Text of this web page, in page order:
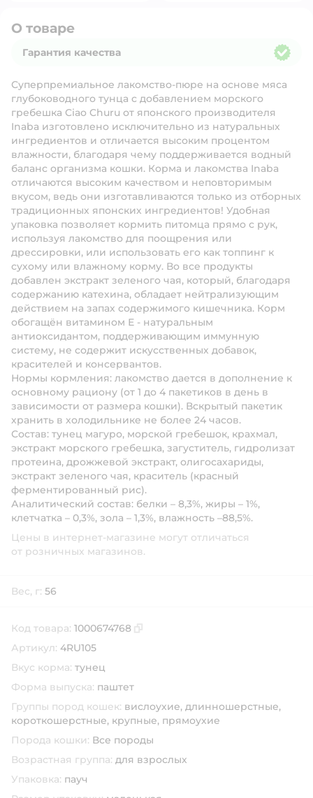
О товаре
Гарантия качества
Суперпремиальное лакомство-пюре на основе мяса
глубоководного тунца с добавлением морского
гребешка Ciao Churu от японского производителя
Inaba изготовлено исключительно из натуральных
ингредиентов и отличается высоким процентом
влажности, благодаря чему поддерживается водный
баланс организма кошки. Корма и лакомства Inaba
отличаются высоким качеством и неповторимым
вкусом, ведь они изготавливаются только из отборных
традиционных японских ингредиентов! Удобная
упаковка позволяет кормить питомца прямо с рук,
используя лакомство для поощрения или
дрессировки, или использовать его как топпинг к
сухому или влажному корму. Во все продукты
добавлен экстракт зеленого чая, который, благодаря
содержанию катехина, обладает нейтрализующим
действием на запах содержимого кишечника. Корм
обогащён витамином Е - натуральным
антиоксидантом, поддерживающим иммунную
систему, не содержит искусственных добавок,
красителей и консервантов.
Нормы кормления: лакомство дается в дополнение к
основному рациону (от 1 до 4 пакетиков в день в
зависимости от размера кошки). Вскрытый пакетик
хранить в холодильнике не более 24 часов.
Состав: тунец магуро, морской гребешок, крахмал,
экстракт морского гребешка, загуститель, гидролизат
протеина, дрожжевой экстракт, олигосахариды,
экстракт зеленого чая, краситель (красный
ферментированный рис).
Аналитический состав: белки – 8,3%, жиры – 1%,
клетчатка – 0,3%, зола – 1,3%, влажность –88,5%.
Цены в интернет-магазине могут отличаться
от розничных магазинов.
Вес, г: 56
Код товара: 1000674768
Артикул: 4RU105
Вкус корма: тунец
Форма выпуска: паштет
Группы пород кошек: вислоухие, длинношерстные,
короткошерстные, крупные, прямоухие
Порода кошки: Все породы
Возрастная группа: для взрослых
Упаковка: пауч